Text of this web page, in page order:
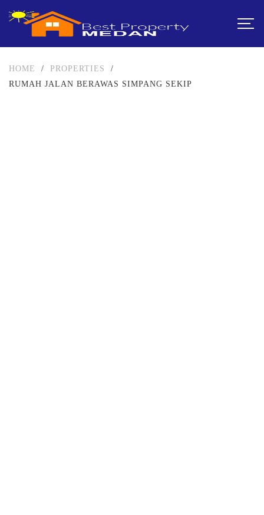
HOME / PROPERTIES
/
RUMAH JALAN BERAWAS SIMPANG SEKIP